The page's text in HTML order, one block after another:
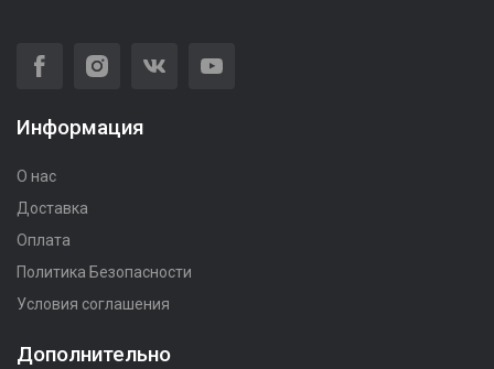
Информация
О нас
Доставка
Оплата
Политика Безопасности
Условия соглашения
Дополнительно